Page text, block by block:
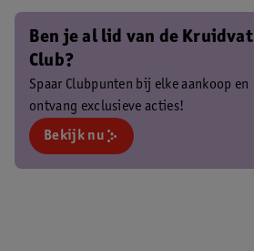
Ben je al lid van de Kruidvat
Club?
Spaar Clubpunten bij elke aankoop en
ontvang exclusieve acties!
Bekijk nu